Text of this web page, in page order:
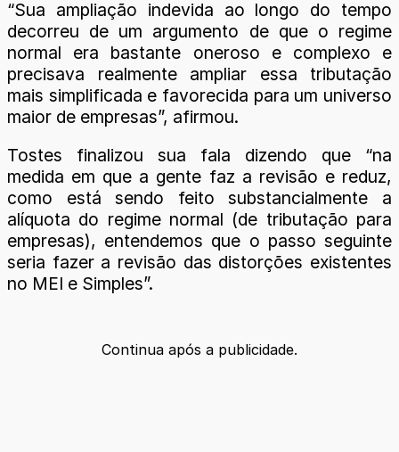
“Sua ampliação indevida ao longo do tempo
decorreu de um argumento de que o regime
normal era bastante oneroso e complexo e
precisava realmente ampliar essa tributação
mais simplificada e favorecida para um universo
maior de empresas”, afirmou.
Tostes finalizou sua fala dizendo que “na
medida em que a gente faz a revisão e reduz,
como está sendo feito substancialmente a
alíquota do regime normal (de tributação para
empresas), entendemos que o passo seguinte
seria fazer a revisão das distorções existentes
no MEI e Simples”.
Continua após a publicidade.